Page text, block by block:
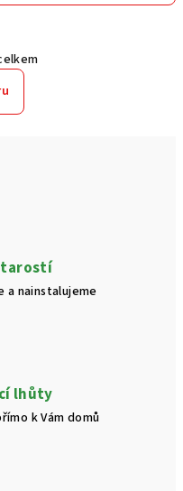
a nainstalujeme
lhůty
k Vám domů